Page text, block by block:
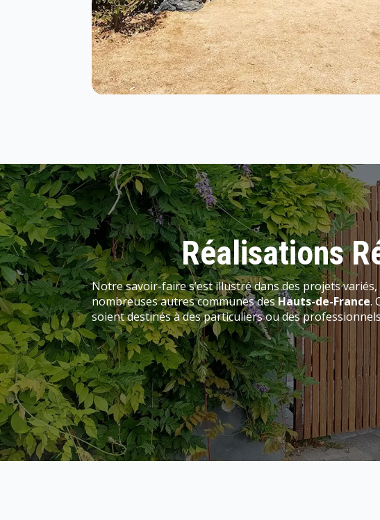
Réalisations
Notre savoir-faire s’est illustré dans des projets
nombreuses autres communes desHauts-de-France.
soient destinés à des particuliers ou des